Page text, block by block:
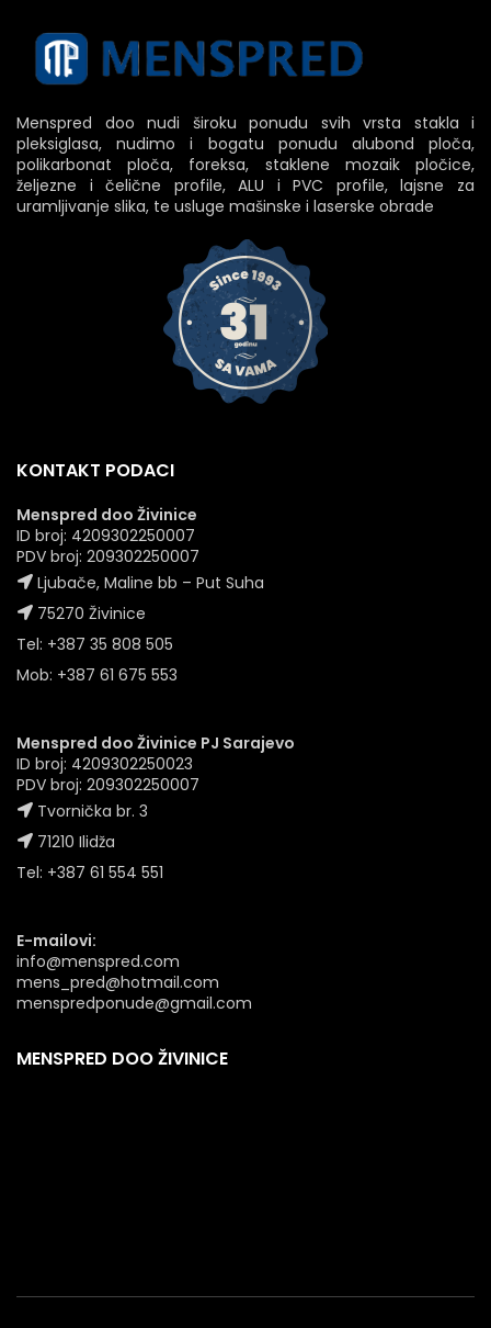
Menspred doo nudi široku ponudu svih vrsta stakla i
pleksiglasa, nudimo i bogatu ponudu alubond ploča,
polikarbonat ploča, foreksa, staklene mozaik pločice,
željezne i čelične profile, ALU i PVC profile, lajsne za
uramljivanje slika, te usluge mašinske i laserske obrade
KONTAKT PODACI
Menspred doo Živinice
ID broj: 4209302250007
PDV broj: 209302250007
Ljubače, Maline bb – Put Suha
75270 Živinice
Tel: +387 35 808 505
Mob: +387 61 675 553
Menspred doo Živinice PJ Sarajevo
ID broj: 4209302250023
PDV broj: 209302250007
Tvornička br. 3
71210 Ilidža
Tel: +387 61 554 551
E-mailovi:
info@menspred.com
mens_pred@hotmail.com
menspredponude@gmail.com
MENSPRED DOO ŽIVINICE